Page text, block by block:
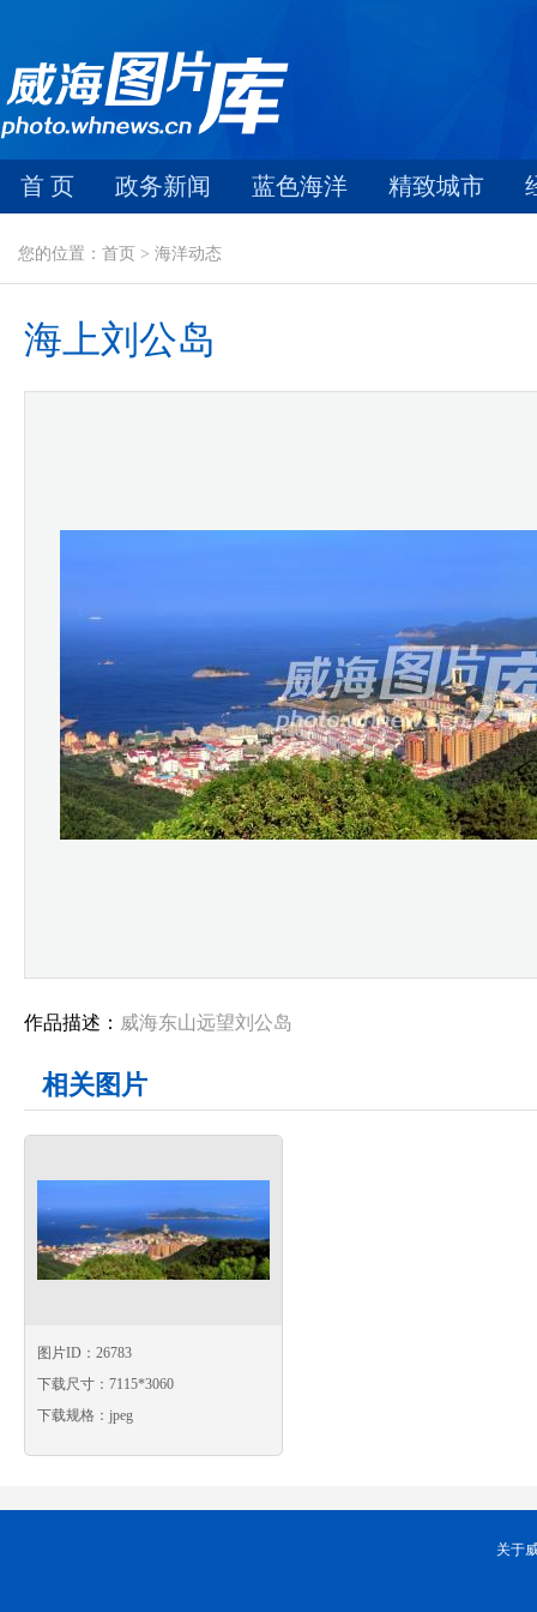
首 页 政务新闻 蓝色海洋 精致城市
您的位置：首页 > 海洋动态
海上刘公岛
作品描述： 威海东山远望刘公岛
相关图片
图片ID：26783
下载尺寸：7115*3060
下载规格：jpeg
关于